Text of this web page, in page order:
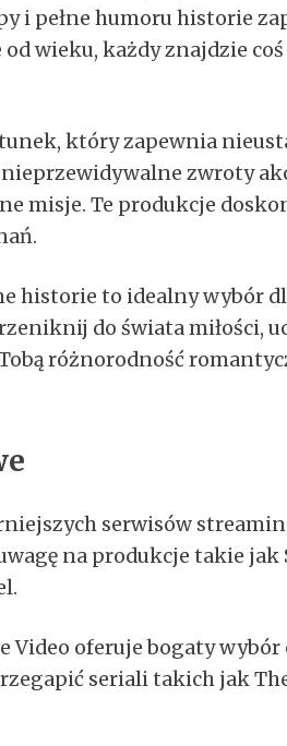
i pełne humoru historie
wieku, każdy znajdzie coś
który zapewnia
zwroty
misje. Te produkcje
historie to idealny wybór
do świata miłości,
różnorodność
serwisów
na produkcje takie
Video oferuje bogaty
seriali takich jak